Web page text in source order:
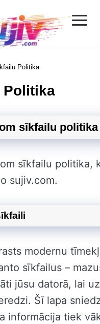
≡
Politika
Politika
sīkfailu politika
sīkfailu politika,
sujiv.com.
modernu
sīkfailus –
jūsu datorā, lai
Šī lapa
informācija tiek